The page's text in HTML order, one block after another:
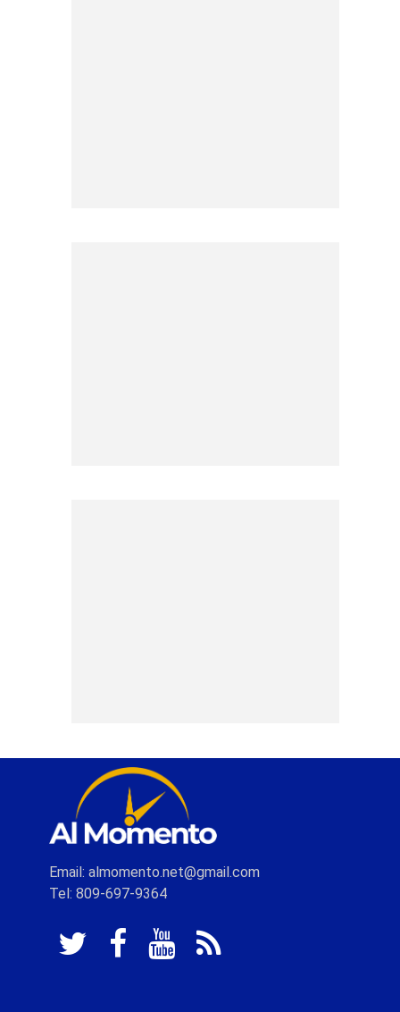
Email: almomento.net@gmail.com
Tel: 809-697-9364